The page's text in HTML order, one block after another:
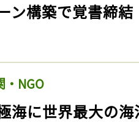
ン構築で覚書締結
・NGO
海に世界最大の